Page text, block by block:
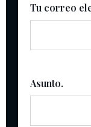
Tu correo
Asunto.